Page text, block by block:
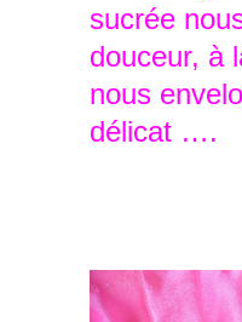
sucrée
douceur, à
nous
délicat ….